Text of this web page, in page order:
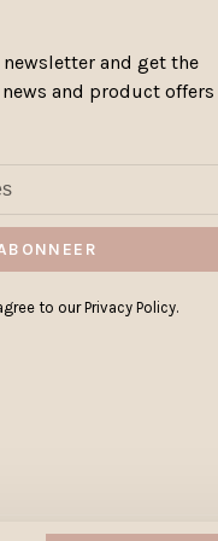
and get the
and product offers
to our Privacy Policy.